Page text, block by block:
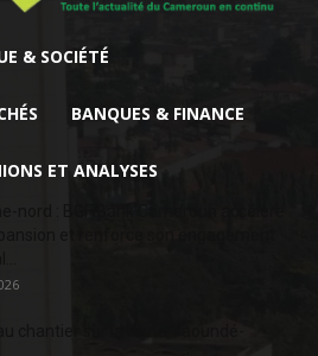
& SOCIÉTÉ
BANQUES & FINANCE
ET ANALYSES